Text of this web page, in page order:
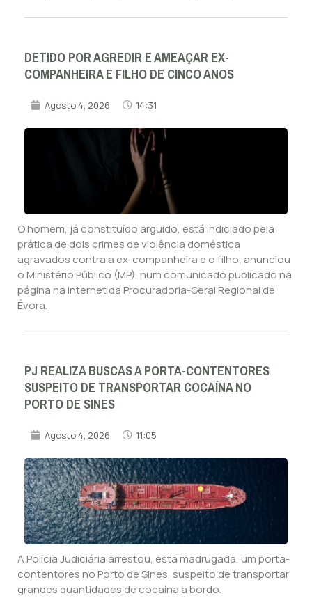
DETIDO POR AGREDIR E AMEAÇAR EX-
COMPANHEIRA E FILHO DE CINCO ANOS
Agosto 4, 2026 14:31
O homem, já constituído arguido, está indiciado pela
prática de dois crimes de violência doméstica
agravados contra a ex-companheira e o filho, anunciou
o Ministério Público (MP), num comunicado publicado na
página na Internet da Procuradoria-Geral Regional de
Évora.
PJ REALIZA BUSCAS A PORTA-CONTENTORES
SUSPEITO DE TRANSPORTAR COCAÍNA NO
PORTO DE SINES
Agosto 4, 2026 11:05
A Polícia Judiciária arrestou, esta madrugada, um porta-
contentores no Porto de Sines, suspeito de transportar
grandes quantidades de cocaína a bordo.